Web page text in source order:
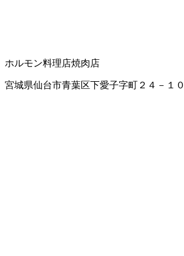
ホルモン料理店焼肉店
宮城県仙台市青葉区下愛子字町２４－１０